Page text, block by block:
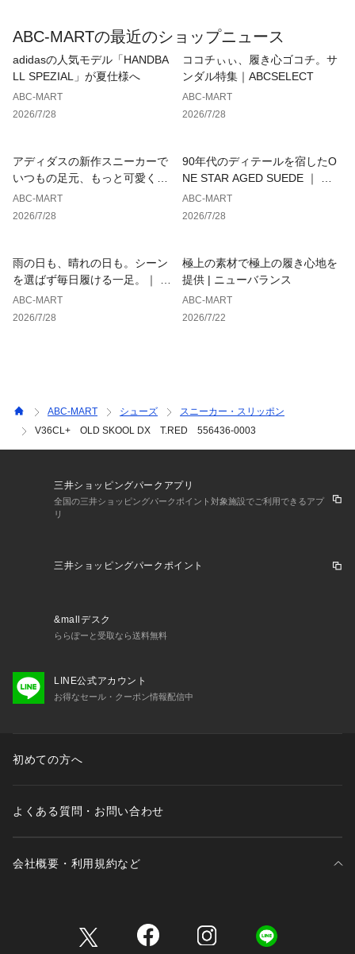
【サイズ目安】
(個人差がございますので、あくまでも目安とお考え下さい。)
シューズの製法上、接着剤の付着や縫製のズレ・歪みがある場
ださい。
【お手入れに関して】
水洗いにより接着剤が溶解し、染み汚れの原因となる可能性が
ございます。
水洗いは避けて頂きますようお願いいたします。
ABC-MARTの最近のショップニュース
adidasの人気モデル「HANDBA
LL SPEZIAL」が夏仕様へ
ABC-MART
2026/7/28
ココチぃぃ、履き心ゴコチ。サ
ンダル特集｜ABCSELECT
ABC-MART
2026/7/28
アディダスの新作スニーカーで
いつもの足元、もっと可愛くア
ップデート
ABC-MART
2026/7/28
90年代のディテールを宿したO
NE STAR AGED SUEDE ｜ コ
ンバース
ABC-MART
2026/7/28
雨の日も、晴れの日も。シーン
を選ばず毎日履ける一足。｜ ホ
ーキンス
ABC-MART
2026/7/28
極上の素材で極上の履き心地を
提供 | ニューバランス
ABC-MART
2026/7/22
ABC-MART シューズ
スニーカー・スリッポン
V36CL+ OLD SKOOL DX T.RED 556436-0003
三井ショッピングパークアプリ
全国の三井ショッピングパークポイント対象施設でご利用できるアプ
リ
三井ショッピングパークポイント
&mallデスク
ららぽーと受取なら送料無料
LINE公式アカウント
お得なセール・クーポン情報配信中
初めての方へ
よくある質問・お問い合わせ
会社概要・利用規約など